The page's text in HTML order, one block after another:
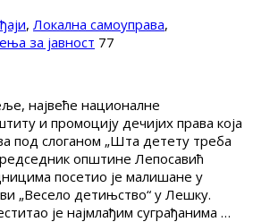
, Локална самоуправа,
за јавност 77
највеће националне
и промоцију дечијих права која
под слоганом „Шта детету треба
општине Лепосавић
посетио је малишане у
„Весело детињство“ у Лешку.
је најмлађим суграђанима …